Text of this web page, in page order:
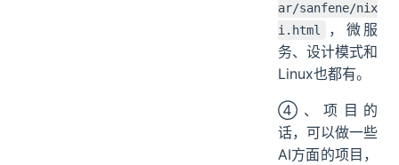
ar/sanfene/nix
i.html
，微服
务、设计模式和
Linux也都有。
④、项目的
话，可以做一些
AI方面的项目，